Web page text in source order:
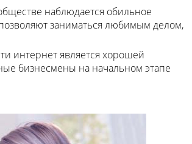
наблюдается обильное
заниматься любимым делом,
интернет является хорошей
бизнесмены на начальном этапе